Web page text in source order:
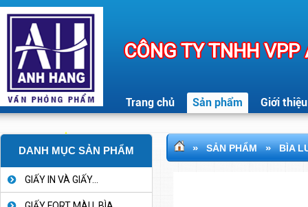
CÔNG TY TNHH
Trang chủ Sản phẩm Giới thiệu
DANH MỤC SẢN PHẨM
GIẤY IN VÀ GIẤY...
» SẢN PHẨM » BÌA